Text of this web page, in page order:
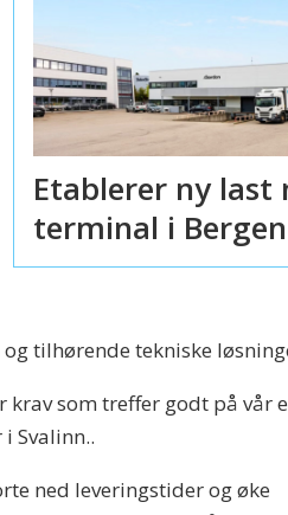
Etablerer ny last
terminal i Bergen
tilhørende tekniske
som treffer godt på vår
Svalinn..
ned leveringstider og øke